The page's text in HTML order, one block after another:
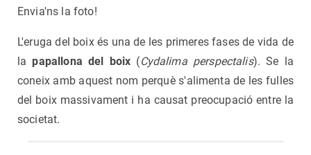
Envia'ns la foto!
L'eruga del boix és una de les primeres fases de vida de
lapapallona del boix (Cydalima perspectalis). Se la
coneix amb aquest nom perquè s'alimenta de les fulles
del boix massivament i ha causat preocupació entre la
societat.